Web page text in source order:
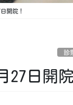
開院！
診
日開院